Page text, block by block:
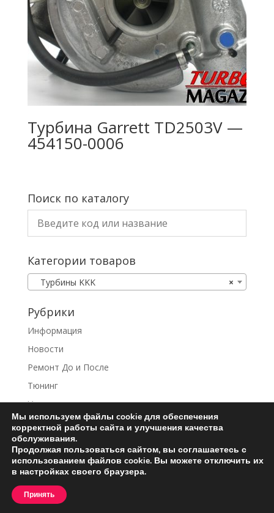
Турбина Garrett TD2503V —
454150-0006
Поиск по каталогу
Категории товаров
×
Турбины KKK
Рубрики
Информация
Новости
Ремонт До и После
Тюнинг
Услуги
Ремонт турбин
Контакты
Пользовательское соглашение
Мы используем файлы cookie для обеспечения
корректной работы сайта и улучшения качества
обслуживания.
Продолжая пользоваться сайтом, вы соглашаетесь с
использованием файлов cookie. Вы можете отключить их
в настройках своего браузера.
Принять